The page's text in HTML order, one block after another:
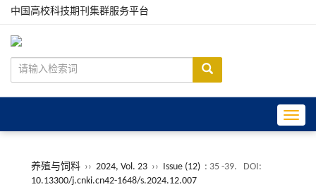
中国高校科技期刊集群服务平台
养殖与饲料 ›› 2024, Vol. 23 ›› Issue (12) : 35 -39.
DOI:
10.13300/j.cnki.cn42-1648/s.2024.12.007